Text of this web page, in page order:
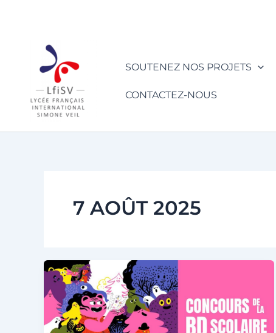
SOUTENEZ NOS PROJETS
CONTACTEZ-NOUS
7 AOÛT 2025